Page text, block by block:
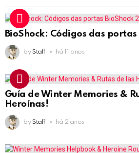
BioShock: Códigos das portas
by Staff há 11 anos
Guía de Winter Memories &
Heroínas!
by Staff há 2 anos